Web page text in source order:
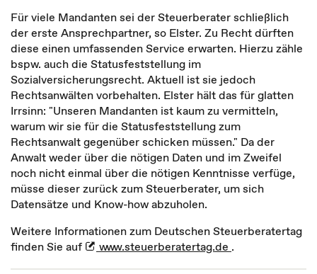
Für viele Mandanten sei der Steuerberater schließlich
der erste Ansprechpartner, so Elster. Zu Recht dürften
diese einen umfassenden Service erwarten. Hierzu zähle
bspw. auch die Statusfeststellung im
Sozialversicherungsrecht. Aktuell ist sie jedoch
Rechtsanwälten vorbehalten. Elster hält das für glatten
Irrsinn: "Unseren Mandanten ist kaum zu vermitteln,
warum wir sie für die Statusfeststellung zum
Rechtsanwalt gegenüber schicken müssen." Da der
Anwalt weder über die nötigen Daten und im Zweifel
noch nicht einmal über die nötigen Kenntnisse verfüge,
müsse dieser zurück zum Steuerberater, um sich
Datensätze und Know-how abzuholen.
Weitere Informationen zum Deutschen Steuerberatertag
finden Sie auf
www.steuerberatertag.de .